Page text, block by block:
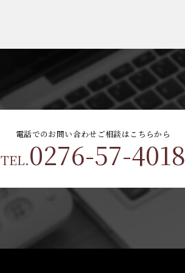
電話でのお問い合わせ ご相談はこちらから
TEL.0276-57-4018